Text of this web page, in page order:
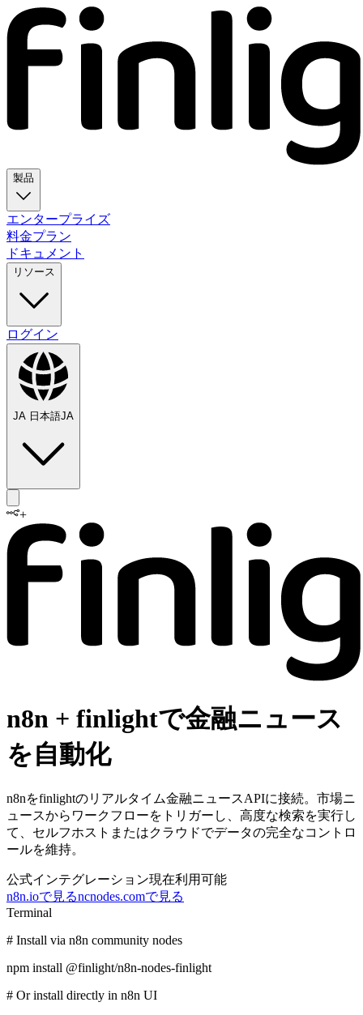
製品
エンタープライズ
料金プラン
ドキュメント
リソース
ログイン
JA 日本語JA
+
n8n + finlightで金融ニュース
を自動化
n8nをfinlightのリアルタイム金融ニュースAPIに接続。市場ニ
ュースからワークフローをトリガーし、高度な検索を実行し
て、セルフホストまたはクラウドでデータの完全なコントロ
ールを維持。
公式インテグレーション現在利用可能
n8n.ioで見るncnodes.comで見る
Terminal
# Install via n8n community nodes
npm install @finlight/n8n-nodes-finlight
# Or install directly in n8n UI